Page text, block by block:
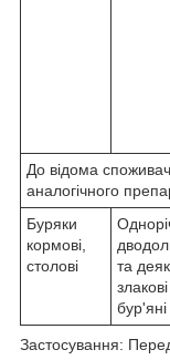
До відома
аналогічного
Буряки
кормові,
столові
та
злакові
бур'яні
Застосування: